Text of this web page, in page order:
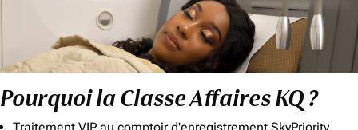
Pourquoi la Classe Affaires KQ ?